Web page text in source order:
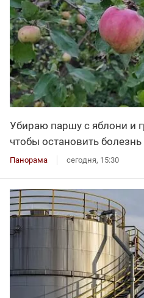
Убираю паршу с яблони и
чтобы остановить
Панорама сегодня, 15:30